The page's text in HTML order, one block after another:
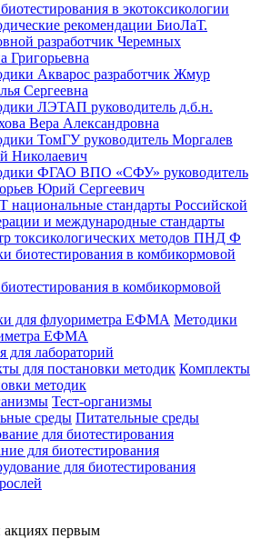
в экотоксикологии
рекомендации БиоЛаТ.
разработчик Черемных
Григорьевна
Акварос разработчик Жмур
Сергеевна
ЛЭТАП руководитель д.б.н.
Вера Александровна
ТомГУ руководитель Моргалев
Николаевич
ФГАО ВПО «СФУ» руководитель
Юрий Сергеевич
национальные стандарты Российской
и международные стандарты
токсикологических методов ПНД Ф
в комбикормовой
Методики
ЕФМА
для лабораторий
Комплекты
методик
Тест-организмы
Питательные среды
для биотестирования
для биотестирования
акциях первым